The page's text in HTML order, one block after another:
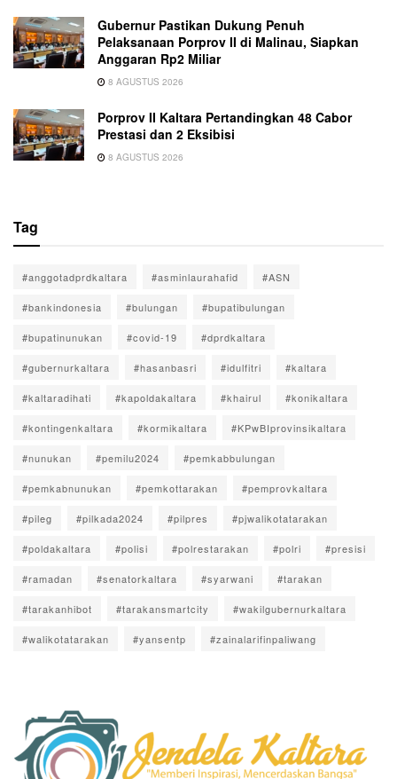
Gubernur Pastikan Dukung Penuh
Pelaksanaan Porprov II di Malinau, Siapkan
Anggaran Rp2 Miliar
8 AGUSTUS 2026
Porprov II Kaltara Pertandingkan 48 Cabor
Prestasi dan 2 Eksibisi
8 AGUSTUS 2026
Tag
#anggotadprdkaltara #asminlaurahafid #ASN
#bankindonesia #bulungan #bupatibulungan
#bupatinunukan #covid-19 #dprdkaltara
#gubernurkaltara #hasanbasri #idulfitri #kaltara
#kaltaradihati #kapoldakaltara #khairul #konikaltara
#kontingenkaltara #kormikaltara #KPwBIprovinsikaltara
#nunukan #pemilu2024 #pemkabbulungan
#pemkabnunukan #pemkottarakan #pemprovkaltara
#pileg #pilkada2024 #pilpres #pjwalikotatarakan
#poldakaltara #polisi #polrestarakan #polri #presisi
#ramadan #senatorkaltara #syarwani #tarakan
#tarakanhibot #tarakansmartcity #wakilgubernurkaltara
#walikotatarakan #yansentp #zainalarifinpaliwang